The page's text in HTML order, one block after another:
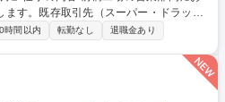
ます。既存取引先（スーパー・ドラッグ
画・提案、売上分析に基づく販路拡大な
ートを提案します。単なる受注活動に留
た商品企画の提案や、部門メンバーの育
幅広く指揮をお任せします。 【当社の
時間以内 転勤なし 退職金あり